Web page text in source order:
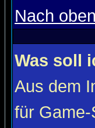
Nach oben
Was soll
Aus dem
für